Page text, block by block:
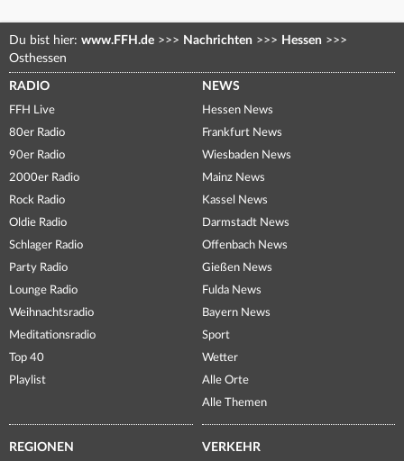
Du bist hier: www.FFH.de >>> Nachrichten >>> Hessen >>>
Osthessen
RADIO
FFH Live
80er Radio
90er Radio
2000er Radio
Rock Radio
Oldie Radio
Schlager Radio
Party Radio
Lounge Radio
Weihnachtsradio
Meditationsradio
Top 40
Playlist
NEWS
Hessen News
Frankfurt News
Wiesbaden News
Mainz News
Kassel News
Darmstadt News
Offenbach News
Gießen News
Fulda News
Bayern News
Sport
Wetter
Alle Orte
Alle Themen
REGIONEN VERKEHR